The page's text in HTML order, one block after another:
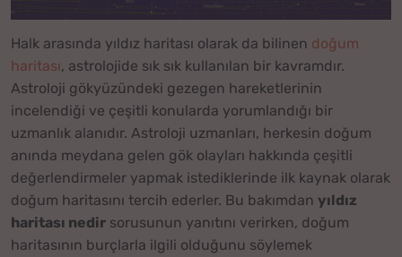
Halk arasında yıldız haritası olarak da bilinen doğum
haritası, astrolojide sık sık kullanılan bir kavramdır.
Astroloji gökyüzündeki gezegen hareketlerinin
incelendiği ve çeşitli konularda yorumlandığı bir
uzmanlık alanıdır. Astroloji uzmanları, herkesin doğum
anında meydana gelen gök olayları hakkında çeşitli
değerlendirmeler yapmak istediklerinde ilk kaynak olarak
doğum haritasını tercih ederler. Bu bakımdan yıldız
haritası nedir sorusunun yanıtını verirken, doğum
haritasının burçlarla ilgili olduğunu söylemek